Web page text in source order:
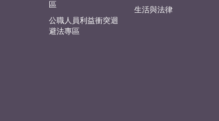
區
公職人員利益衝突迴
避法專區
生活與法律